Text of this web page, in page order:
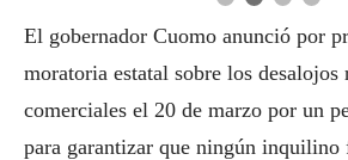
El gobernador Cuomo anunció por
moratoria estatal sobre los desalojos
comerciales el 20 de marzo por un
para garantizar que ningún inquilino